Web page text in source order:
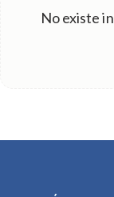
No existe